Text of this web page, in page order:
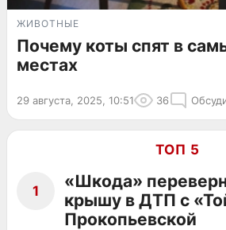
ЖИВОТНЫЕ
Почему коты спят в
местах
29 августа, 2025, 10:51 36
ТОП 5
1
«Шкода»
крышу в ДТП с
Прокопьевской